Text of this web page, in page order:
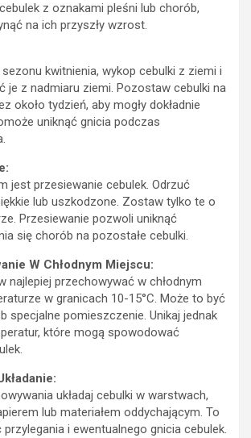
z oznakami pleśni lub chorób,
na ich przyszły wzrost.
kwitnienia, wykop cebulki z ziemi i
je z nadmiaru ziemi. Pozostaw cebulki na
około tydzień, aby mogły dokładnie
uniknąć gnicia podczas
jest przesiewanie cebulek. Odrzuć
lub uszkodzone. Zostaw tylko te o
Przesiewanie pozwoli uniknąć
się chorób na pozostałe cebulki.
W Chłodnym Miejscu:
najlepiej przechowywać w chłodnym
w granicach 10-15°C. Może to być
specjalne pomieszczenie. Unikaj jednak
które mogą spowodować
układaj cebulki w warstwach,
lub materiałem oddychającym. To
i ewentualnego gnicia cebulek.